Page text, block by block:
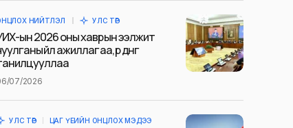
НИЙТЛЭЛ УЛС ТӨР
ын 2026 оны хаврын ээлжит
үйл ажиллагаа, үр дүнг
07/2026
УЛС ТӨР ЦАГ ҮЕИЙН ОНЦЛОХ МЭДЭЭ